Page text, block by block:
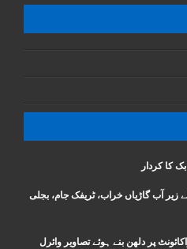
کا کردار
زیر آب گاڑیاں خراب، ٹریفک جام، بجلی
پر دلھن بنے ہوئے تصاویر وائرل